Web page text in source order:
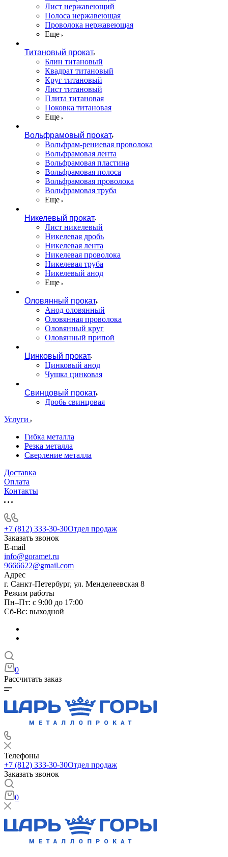
Лист нержавеющий
Полоса нержавеющая
Проволока нержавеющая
Еще
Титановый прокат
Блин титановый
Квадрат титановый
Круг титановый
Лист титановый
Плита титановая
Поковка титановая
Еще
Вольфрамовый прокат
Вольфрам-рениевая проволока
Вольфрамовая лента
Вольфрамовая пластина
Вольфрамовая полоса
Вольфрамовая проволока
Вольфрамовая труба
Еще
Никелевый прокат
Лист никелевый
Никелевая дробь
Никелевая лента
Никелевая проволока
Никелевая труба
Никелевый анод
Еще
Оловянный прокат
Анод оловянный
Оловянная проволока
Оловянный круг
Оловянный припой
Цинковый прокат
Цинковый анод
Чушка цинковая
Свинцовый прокат
Дробь свинцовая
Услуги
Гибка металла
Резка металла
Сверление металла
Доставка
Оплата
Контакты
+7 (812) 333-30-30Отдел продаж
Заказать звонок
E-mail
info@goramet.ru
9666622@gmail.com
Адрес
г. Санкт-Петербург, ул. Менделеевская 8
Режим работы
Пн–Пт: с 9:00 до 17:00
Сб-Вс: выходной
0
Рассчитать заказ
Телефоны
+7 (812) 333-30-30Отдел продаж
Заказать звонок
0